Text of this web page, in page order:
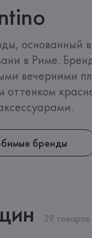
основанный
в Риме.
вечерними
бренды
29 товаров